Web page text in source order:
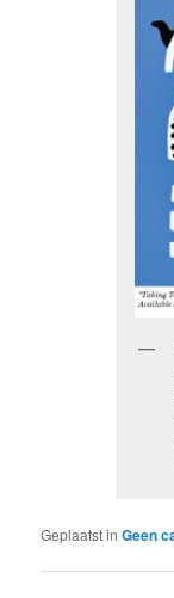
Geplaatst in Geen